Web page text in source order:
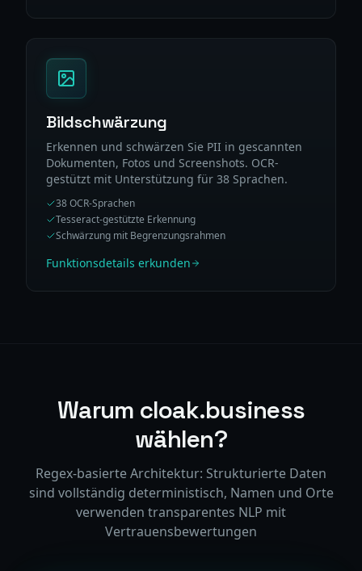
Bildschwärzung
Erkennen und schwärzen Sie PII in gescannten
Dokumenten, Fotos und Screenshots. OCR-
gestützt mit Unterstützung für 38 Sprachen.
38 OCR-Sprachen
Tesseract-gestützte Erkennung
Schwärzung mit Begrenzungsrahmen
Funktionsdetails erkunden
Warum cloak.business
wählen?
Regex-basierte Architektur: Strukturierte Daten
sind vollständig deterministisch, Namen und Orte
verwenden transparentes NLP mit
Vertrauensbewertungen